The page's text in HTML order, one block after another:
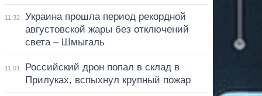
11:32
Украина прошла период рекордной
августовской жары без отключений
света – Шмыгаль
11:01
Российский дрон попал в склад в
Прилуках, вспыхнул крупный пожар